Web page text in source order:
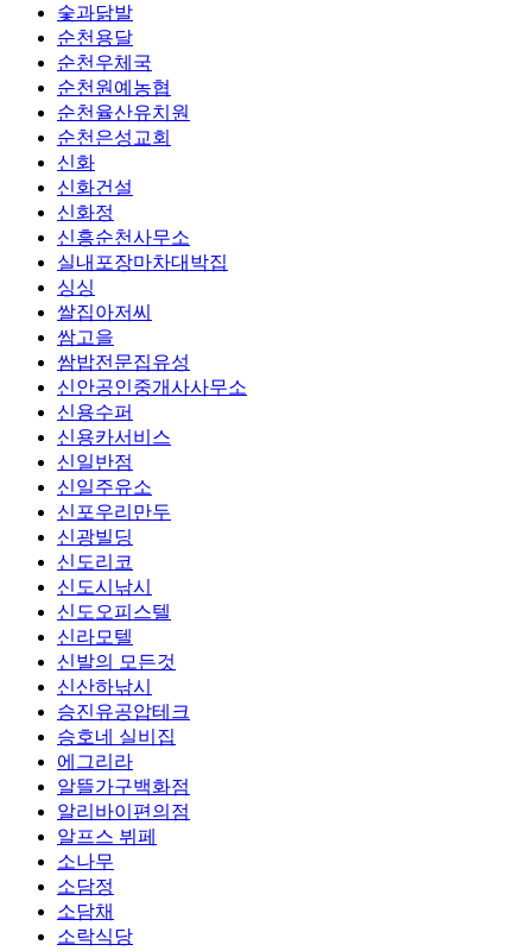
숯과닭발
순천용달
순천우체국
순천원예농협
순천율산유치원
순천은성교회
신화
신화건설
신화정
신흥순천사무소
실내포장마차대박집
싱싱
쌀집아저씨
쌈고을
쌈밥전문집유성
신안공인중개사사무소
신용수퍼
신용카서비스
신일반점
신일주유소
신포우리만두
신광빌딩
신도리코
신도시낚시
신도오피스텔
신라모텔
신발의 모든것
신산하낚시
승진유공압테크
승호네 실비집
에그리라
알뜰가구백화점
알리바이편의점
알프스 뷔페
소나무
소담정
소담채
소락식당